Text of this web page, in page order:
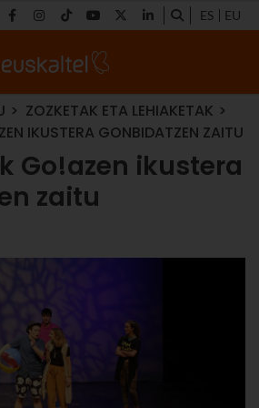
ES EU
ZOZKETAK ETA LEHIAKETAK
IKUSTERA GONBIDATZEN ZAITU
Go!azen ikustera
zaitu